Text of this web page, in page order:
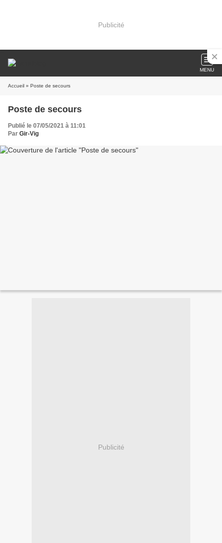
Publicité
MENU
Accueil » Poste de secours
Poste de secours
Publié le 07/05/2021 à 11:01
Par Gir-Vig
Publicité